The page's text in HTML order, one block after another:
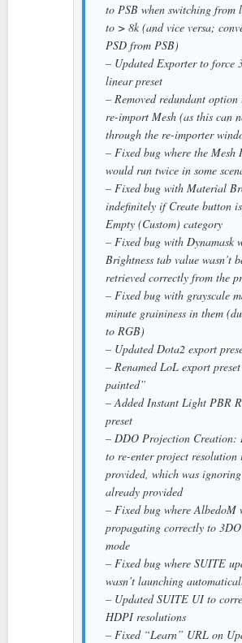
to PSB when switching from
to > 8k (and vice versa;
PSD from PSB)
– Updated Exporter to force
linear preset
– Removed redundant
re-import Mesh (as this can
through the re-importer
– Fixed bug where the Mesh
would run twice in some
– Fixed bug with Material
indefinitely if Create button
Empty (Custom) category
– Fixed bug with Dynamask
Brightness tab value wasn’t
retrieved correctly from the
– Fixed bug with grayscale
minute graininess in them
to RGB)
– Updated Dota2 export
– Renamed LoL export
painted”
– Added Instant Light PBR
preset
– DDO Projection Creation:
to re-enter project resolution
provided, which was
already provided
– Fixed bug where AlbedoM
propagating correctly to
mode
– Fixed bug where SUITE
wasn’t launching
– Updated SUITE UI to
HDPI resolutions
– Fixed “Learn” URL on